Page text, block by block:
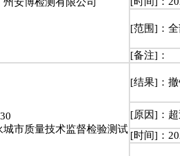
州安博检测有限公司
[范围]：
[备注]：
市质量技术监督检验测试
[结果]：
[原因]：
[时间]：